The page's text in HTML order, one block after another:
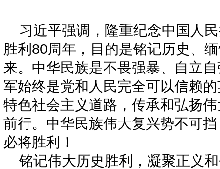
习近平强调，隆重纪念中国人
胜利80周年，目的是铭记历史、
来。中华民族是不畏强暴、自立
军始终是党和人民完全可以信赖
特色社会主义道路，传承和弘扬
前行。中华民族伟大复兴势不可
必将胜利！
铭记伟大历史胜利，凝聚正义